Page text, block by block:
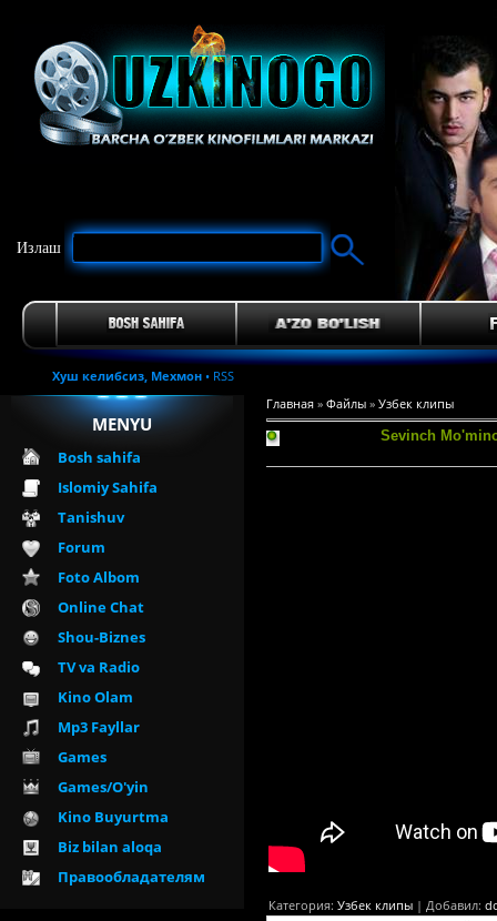
Излаш
Хуш келибсиз, Мехмон • RSS
MENYU
Bosh sahifa
Islomiy Sahifa
Tanishuv
Forum
Foto Albom
Online Chat
Shou-Biznes
TV va Radio
Kino Olam
Mp3 Fayllar
Games
Games/O'yin
Kino Buyurtma
Biz bilan aloqa
Правообладателям
Главная » Файлы » Узбек клипы
Sevinch
Категория: Узбек клипы | Добавил: